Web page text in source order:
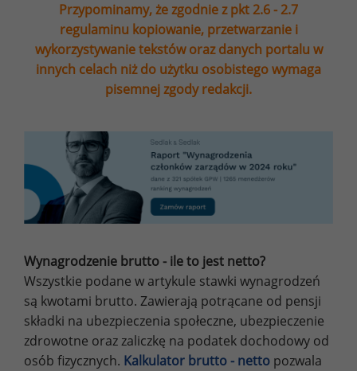
Przypominamy, że zgodnie z pkt 2.6 - 2.7
regulaminu kopiowanie, przetwarzanie i
wykorzystywanie tekstów oraz danych portalu w
innych celach niż do użytku osobistego wymaga
pisemnej zgody redakcji.
Wynagrodzenie brutto - ile to jest netto?
Wszystkie podane w artykule stawki wynagrodzeń
są kwotami brutto. Zawierają potrącane od pensji
składki na ubezpieczenia społeczne, ubezpieczenie
zdrowotne oraz zaliczkę na podatek dochodowy od
osób fizycznych. Kalkulator brutto - netto pozwala